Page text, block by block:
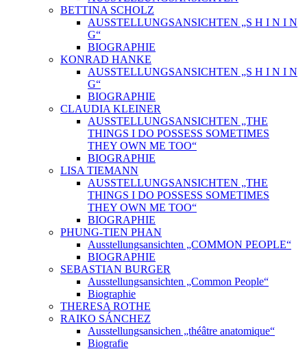
BETTINA SCHOLZ
AUSSTELLUNGSANSICHTEN „S H I N I N
G“
BIOGRAPHIE
KONRAD HANKE
AUSSTELLUNGSANSICHTEN „S H I N I N
G“
BIOGRAPHIE
CLAUDIA KLEINER
AUSSTELLUNGSANSICHTEN „THE
THINGS I DO POSSESS SOMETIMES
THEY OWN ME TOO“
BIOGRAPHIE
LISA TIEMANN
AUSSTELLUNGSANSICHTEN „THE
THINGS I DO POSSESS SOMETIMES
THEY OWN ME TOO“
BIOGRAPHIE
PHUNG-TIEN PHAN
Ausstellungsansichten „COMMON PEOPLE“
BIOGRAPHIE
SEBASTIAN BURGER
Ausstellungsansichten „Common People“
Biographie
THERESA ROTHE
RAIKO SÁNCHEZ
Ausstellungsansichen „théâtre anatomique“
Biografie